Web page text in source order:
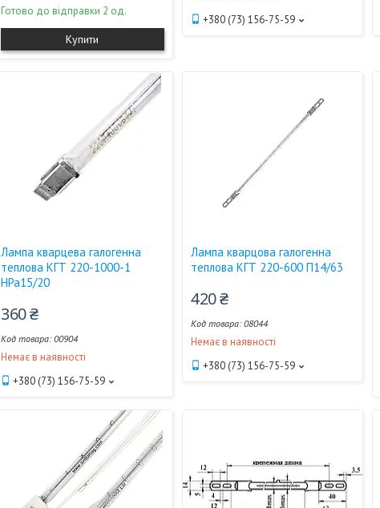
Готово до відправки 2 од.
Купити
+380 (73) 156-75-59
Лампа кварцева галогенна
теплова КГТ 220-1000-1
НPa15/20
360 ₴
00904
Немає в наявності
+380 (73) 156-75-59
Лампа кварцова галогенна
теплова КГТ 220-600 П14/63
420 ₴
08044
Немає в наявності
+380 (73) 156-75-59